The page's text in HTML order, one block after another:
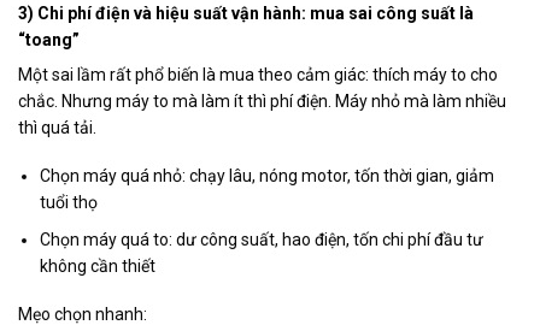
3) Chi phí điện và hiệu suất vận hành: mua sai công suất là
“toang”
Một sai lầm rất phổ biến làmua theo cảm giác: thích máy to cho
chắc. Nhưng máy to mà làm ít thì phí điện. Máy nhỏ mà làm nhiều
thì quá tải.
Chọn máy quá nhỏ: chạy lâu, nóng motor, tốn thời gian, giảm
tuổi thọ
Chọn máy quá to: dư công suất, hao điện, tốn chi phí đầu tư
không cần thiết
Mẹo chọn nhanh: